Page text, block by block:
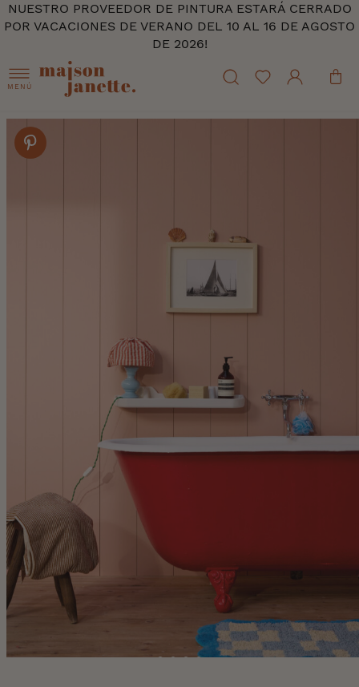
NUESTRO PROVEEDOR DE PINTURA ESTARÁ CERRADO
POR VACACIONES DE VERANO DEL 10 AL 16 DE AGOSTO
DE 2026!
MENÚ
Skip
the